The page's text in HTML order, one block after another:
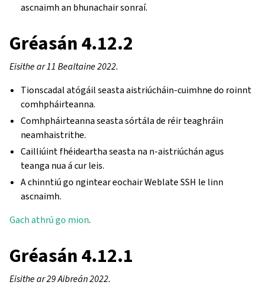
ascnaimh an bhunachair sonraí.
Gréasán 4.12.2
Eisithe ar 11 Bealtaine 2022.
Tionscadal atógáil seasta aistriúcháin-cuimhne do roinnt
comhpháirteanna.
Comhpháirteanna seasta sórtála de réir teaghráin
neamhaistrithe.
Cailliúint fhéideartha seasta na n-aistriúchán agus
teanga nua á cur leis.
A chinntiú go ngintear eochair Weblate SSH le linn
ascnaimh.
Gach athrú go mion.
Gréasán 4.12.1
Eisithe ar 29 Aibreán 2022.